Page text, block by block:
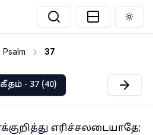
Psalm 37
- 37 (40)
எரிச்சலடையாதே;